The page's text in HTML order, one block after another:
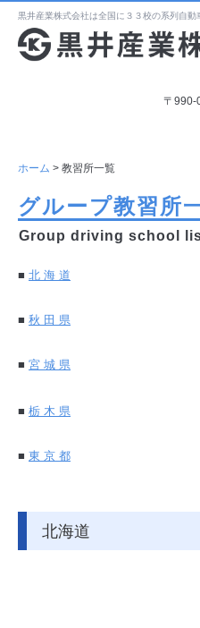
会社案内
アクセス
行動計画
道路交通安全方針
個人情報保護方針
黒井産業株式会社は全国に３３校の系列自動
〒990-
ホーム 教習所一覧
グループ教習所
Group driving school
■ 北 海 道
■ 秋 田 県
■ 宮 城 県
■ 栃 木 県
■ 東 京 都
北海道